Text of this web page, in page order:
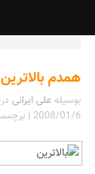
همدم
بوسیله علی ایرانی
2008/01/6
|